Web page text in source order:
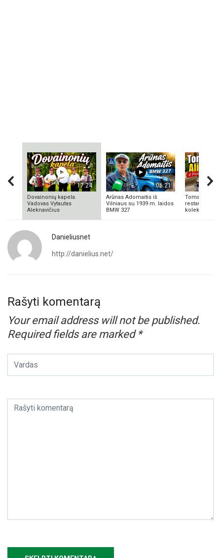
17:24
Dovainonių kapela.
Vadovas Vytautas
Aleknavičius
06:21
Arūnas Adomaitis iš
Vilniaus su 1939 m. laidos
BMW 327
Tomas
Danieliusnet
http://danielius.net/
Rašyti komentarą
Your email address will not be published.
Required fields are marked *